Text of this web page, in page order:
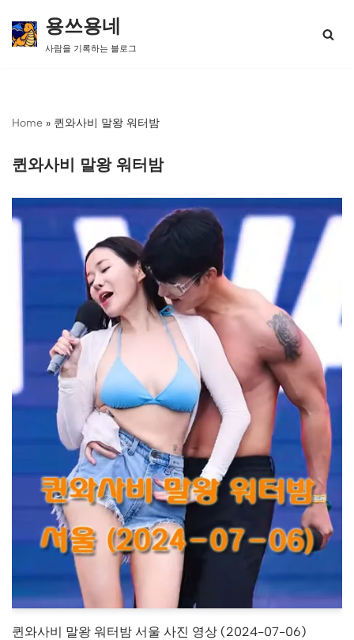
콘
너
용쓰용네
사람을 기록하는 블로그
Home » 퀸와사비 말왕 워터밤
퀸와사비 말왕 워터밤
퀸와사비 말왕 워터밤 서울 사진 영상 (2024-07-06)